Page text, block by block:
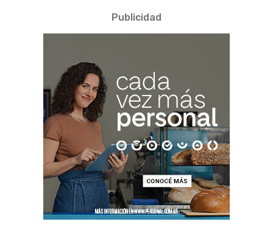
Publicidad